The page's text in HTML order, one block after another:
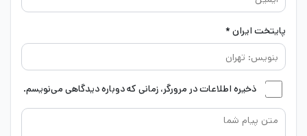
پایتخت ایران *
ذخیره اطلاعات در مرورگر، زمانی که دوباره دیدگاهی می‌نویسم.